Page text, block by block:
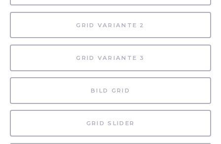
GRID VARIANTE 2
GRID VARIANTE 3
BILD GRID
GRID SLIDER